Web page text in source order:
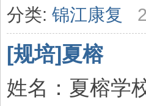
分类: 锦江康复
[规培]夏榕
姓名：夏榕学